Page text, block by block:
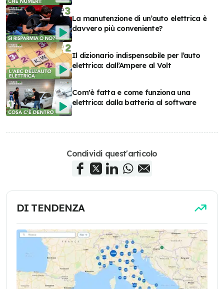
La manutenzione di un’auto elettrica è
davvero più conveniente?
Il dizionario indispensabile per l’auto
elettrica: dall’Ampere al Volt
Com'è fatta e come funziona una
elettrica: dalla batteria al software
Condividi quest'articolo
DI TENDENZA